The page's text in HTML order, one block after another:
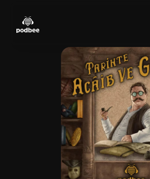
menu